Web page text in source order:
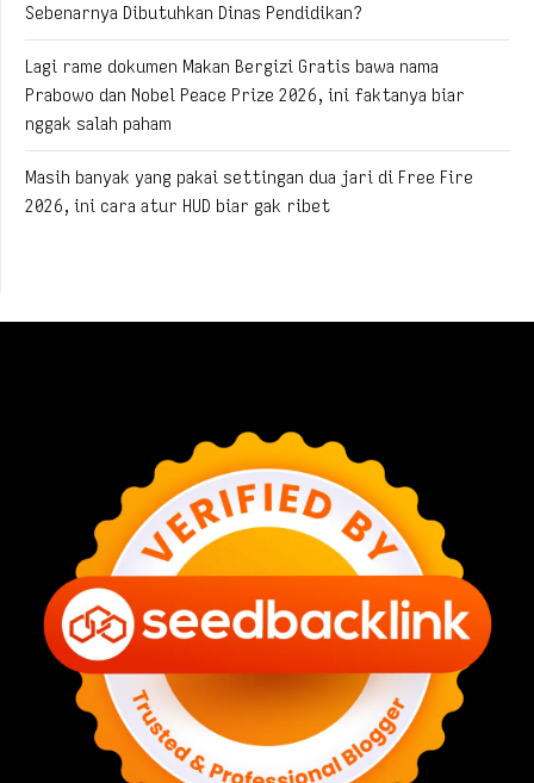
Sebenarnya Dibutuhkan Dinas Pendidikan?
Lagi rame dokumen Makan Bergizi Gratis bawa nama
Prabowo dan Nobel Peace Prize 2026, ini faktanya biar
nggak salah paham
Masih banyak yang pakai settingan dua jari di Free Fire
2026, ini cara atur HUD biar gak ribet